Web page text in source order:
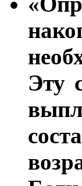
Эту